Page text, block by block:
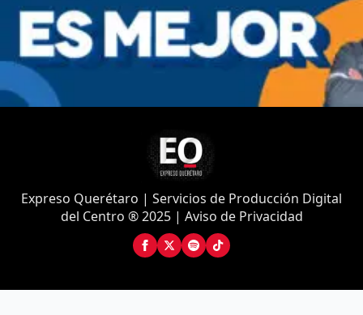
Expreso Querétaro | Servicios de Producción Digital
del Centro ® 2025 | Aviso de Privacidad